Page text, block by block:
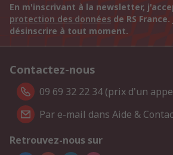
En m'inscrivant à la newsletter,
protection des données de RS
désinscrire à tout moment.
Contactez-nous
09 69 32 22 34 (prix d'un
Par e-mail dans Aide &
Retrouvez-nous sur